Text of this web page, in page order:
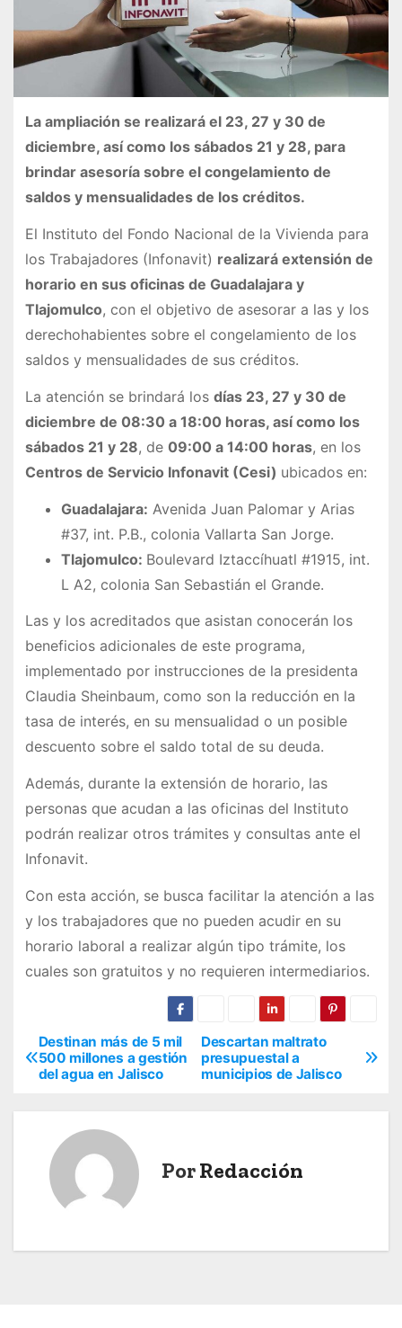
La ampliación se realizará el 23, 27 y 30 de
diciembre, así como los sábados 21 y 28, para
brindar asesoría sobre el congelamiento de
saldos y mensualidades de los créditos.
El Instituto del Fondo Nacional de la Vivienda para
los Trabajadores (Infonavit) realizará extensión de
horario en sus oficinas de Guadalajara y
Tlajomulco, con el objetivo de asesorar a las y los
derechohabientes sobre el congelamiento de los
saldos y mensualidades de sus créditos.
La atención se brindará los días 23, 27 y 30 de
diciembre de 08:30 a 18:00 horas, así como los
sábados 21 y 28, de 09:00 a 14:00 horas, en los
Centros de Servicio Infonavit (Cesi) ubicados en:
Guadalajara: Avenida Juan Palomar y Arias
#37, int. P.B., colonia Vallarta San Jorge.
Tlajomulco: Boulevard Iztaccíhuatl #1915, int.
L A2, colonia San Sebastián el Grande.
Las y los acreditados que asistan conocerán los
beneficios adicionales de este programa,
implementado por instrucciones de la presidenta
Claudia Sheinbaum, como son la reducción en la
tasa de interés, en su mensualidad o un posible
descuento sobre el saldo total de su deuda.
Además, durante la extensión de horario, las
personas que acudan a las oficinas del Instituto
podrán realizar otros trámites y consultas ante el
Infonavit.
Con esta acción, se busca facilitar la atención a las
y los trabajadores que no pueden acudir en su
horario laboral a realizar algún tipo trámite, los
cuales son gratuitos y no requieren intermediarios.
N
a
Descartan maltrato
presupuestal a
municipios de Jalisco
Destinan más de 5 mil
500 millones a gestión
del agua en Jalisco
PorRedacción